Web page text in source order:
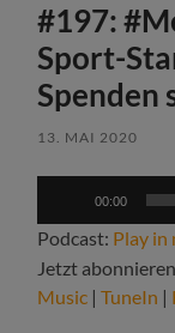
#197:
Sport-
Spenden
13. MAI 2020
00:00
Podcast: Play in
Jetzt
Music |TuneIn |